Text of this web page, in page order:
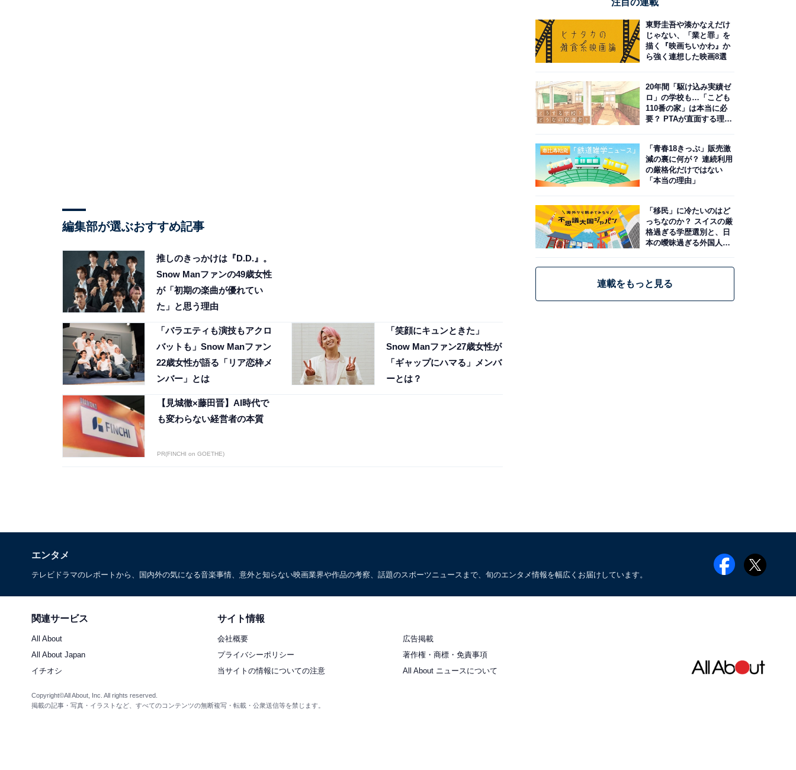
編集部が選ぶおすすめ記事
推しのきっかけは『D.D.』。
Snow Manファンの49歳女性
が「初期の楽曲が優れてい
た」と思う理由
「バラエティも演技もアクロ
バットも」Snow Manファン
22歳女性が語る「リア恋枠メ
ンバー」とは
「笑顔にキュンときた」
Snow Manファン27歳女性が
「ギャップにハマる」メンバ
ーとは？
【見城徹×藤田晋】AI時代で
も変わらない経営者の本質
PR(FINCHI on GOETHE)
東野圭吾や湊かなえだけ
じゃない、「業と罪」を
描く『映画ちいかわ』か
ら強く連想した映画8選
20年間「駆け込み実績ゼ
ロ」の学校も…「こども
110番の家」は本当に必
要？ PTAが直面する理想
「青春18きっぷ」販売激
減の裏に何が？ 連続利用
の厳格化だけではない
「本当の理由」
「移民」に冷たいのはど
っちなのか？ スイスの厳
格過ぎる学歴選別と、日
本の曖昧過ぎる外国人政
連載をもっと見る
エンタメ
テレビドラマのレポートから、国内外の気になる音楽事情、意外と知らない映画業界や作品の考察、話題のスポーツニュースまで、旬のエンタメ情報を幅広くお届けしています。
関連サービス
All About
All About Japan
イチオシ
サイト情報
会社概要
広告掲載
プライバシーポリシー
著作権・商標・免責事項
当サイトの情報についての注意
All About ニュースについて
Copyright©All About, Inc. All rights reserved.
掲載の記事・写真・イラストなど、すべてのコンテンツの無断複写・転載・公衆送信等を禁じます。